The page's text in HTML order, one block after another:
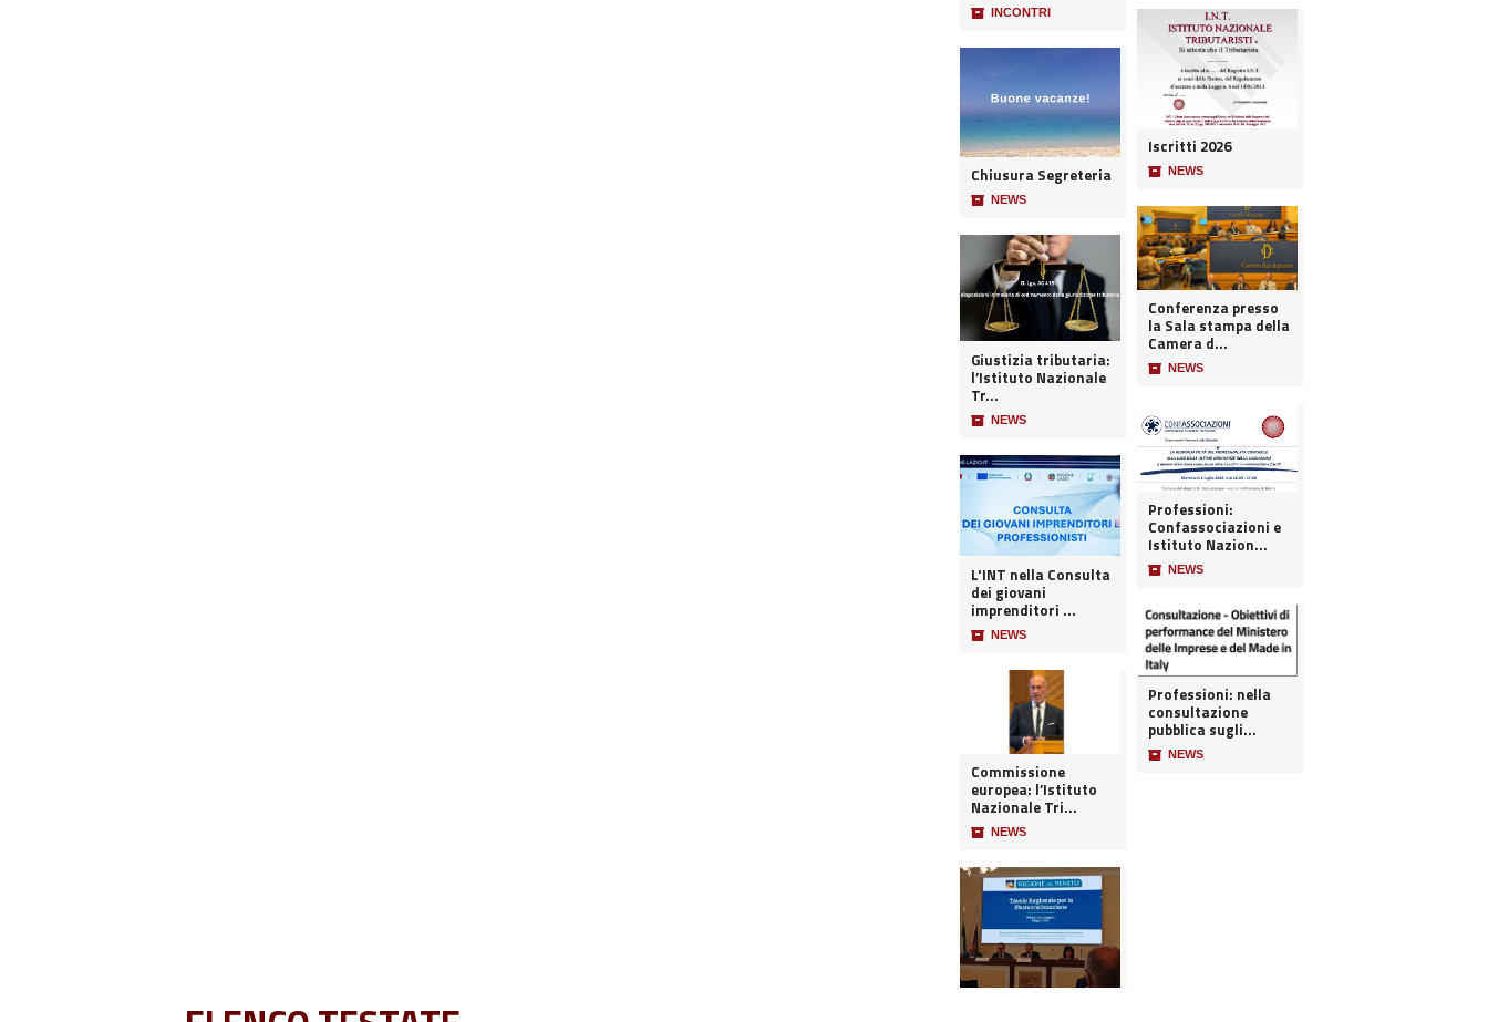
📦 INCONTRI
Chiusura Segreteria
📦 NEWS
Giustizia tributaria:
l’Istituto Nazionale
Tr...
📦 NEWS
L'INT nella Consulta
dei giovani
imprenditori ...
📦 NEWS
Commissione
europea: l’Istituto
Nazionale Tri...
📦 NEWS
Iscritti 2026
📦 NEWS
Conferenza presso
la Sala stampa della
Camera d...
📦 NEWS
Professioni:
Confassociazioni e
Istituto Nazion...
📦 NEWS
Professioni: nella
consultazione
pubblica sugli...
📦 NEWS